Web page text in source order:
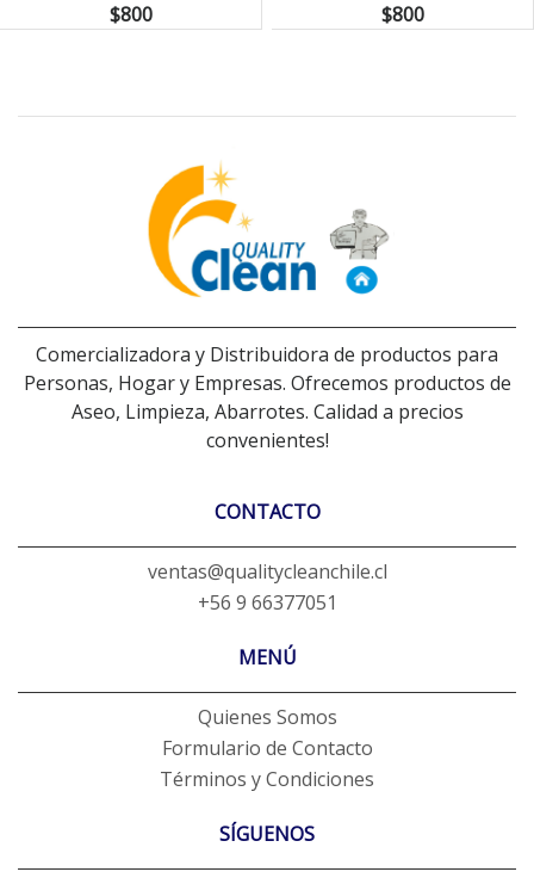
$800
$800
Comercializadora y Distribuidora de productos para
Personas, Hogar y Empresas. Ofrecemos productos de
Aseo, Limpieza, Abarrotes. Calidad a precios
convenientes!
CONTACTO
ventas@qualitycleanchile.cl
+56 9 66377051
MENÚ
Quienes Somos
Formulario de Contacto
Términos y Condiciones
SÍGUENOS